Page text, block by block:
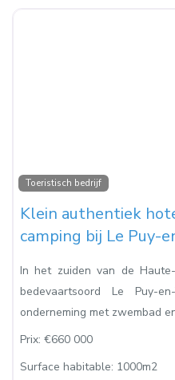
Toeristisch bedrijf
Klein authentiek
camping bij Le Puy-
In het zuiden van de
bedevaartsoord Le Puy-
onderneming met zwembad
Prix: €660 000
Surface habitable: 1000m2